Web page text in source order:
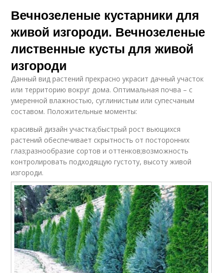
Вечнозеленые кустарники для
живой изгороди. Вечнозеленые
лиственные кусты для живой
изгороди
Данный вид растений прекрасно украсит дачный участок
или территорию вокруг дома. Оптимальная почва – с
умеренной влажностью, суглинистым или супесчаным
составом. Положительные моменты:
красивый дизайн участка;быстрый рост вьющихся
растений обеспечивает скрытность от посторонних
глаз;разнообразие сортов и оттенков;возможность
контролировать подходящую густоту, высоту живой
изгороди.